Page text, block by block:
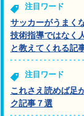
注目ワード
サッカーがうまく
技術指導ではなく
と教えてくれる記
注目ワード
これさえ読めば足
ク記事７選